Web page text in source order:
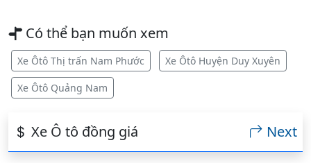
Có thể bạn muốn xem
Xe Ôtô Thị trấn Nam Phước Xe Ôtô Huyện Duy Xuyên
Xe Ôtô Quảng Nam
Xe Ô tô đồng giá Next